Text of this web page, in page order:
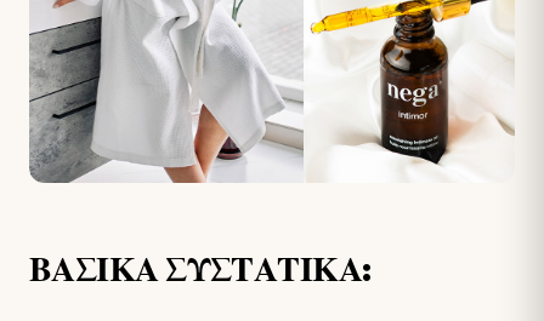
ΒΑΣΙΚΑ ΣΥΣΤΑΤΙΚΑ: